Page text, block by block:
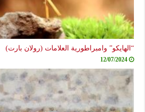
“الهايكو” وامبراطورية العلامات (رولان بارت)
12/07/2024